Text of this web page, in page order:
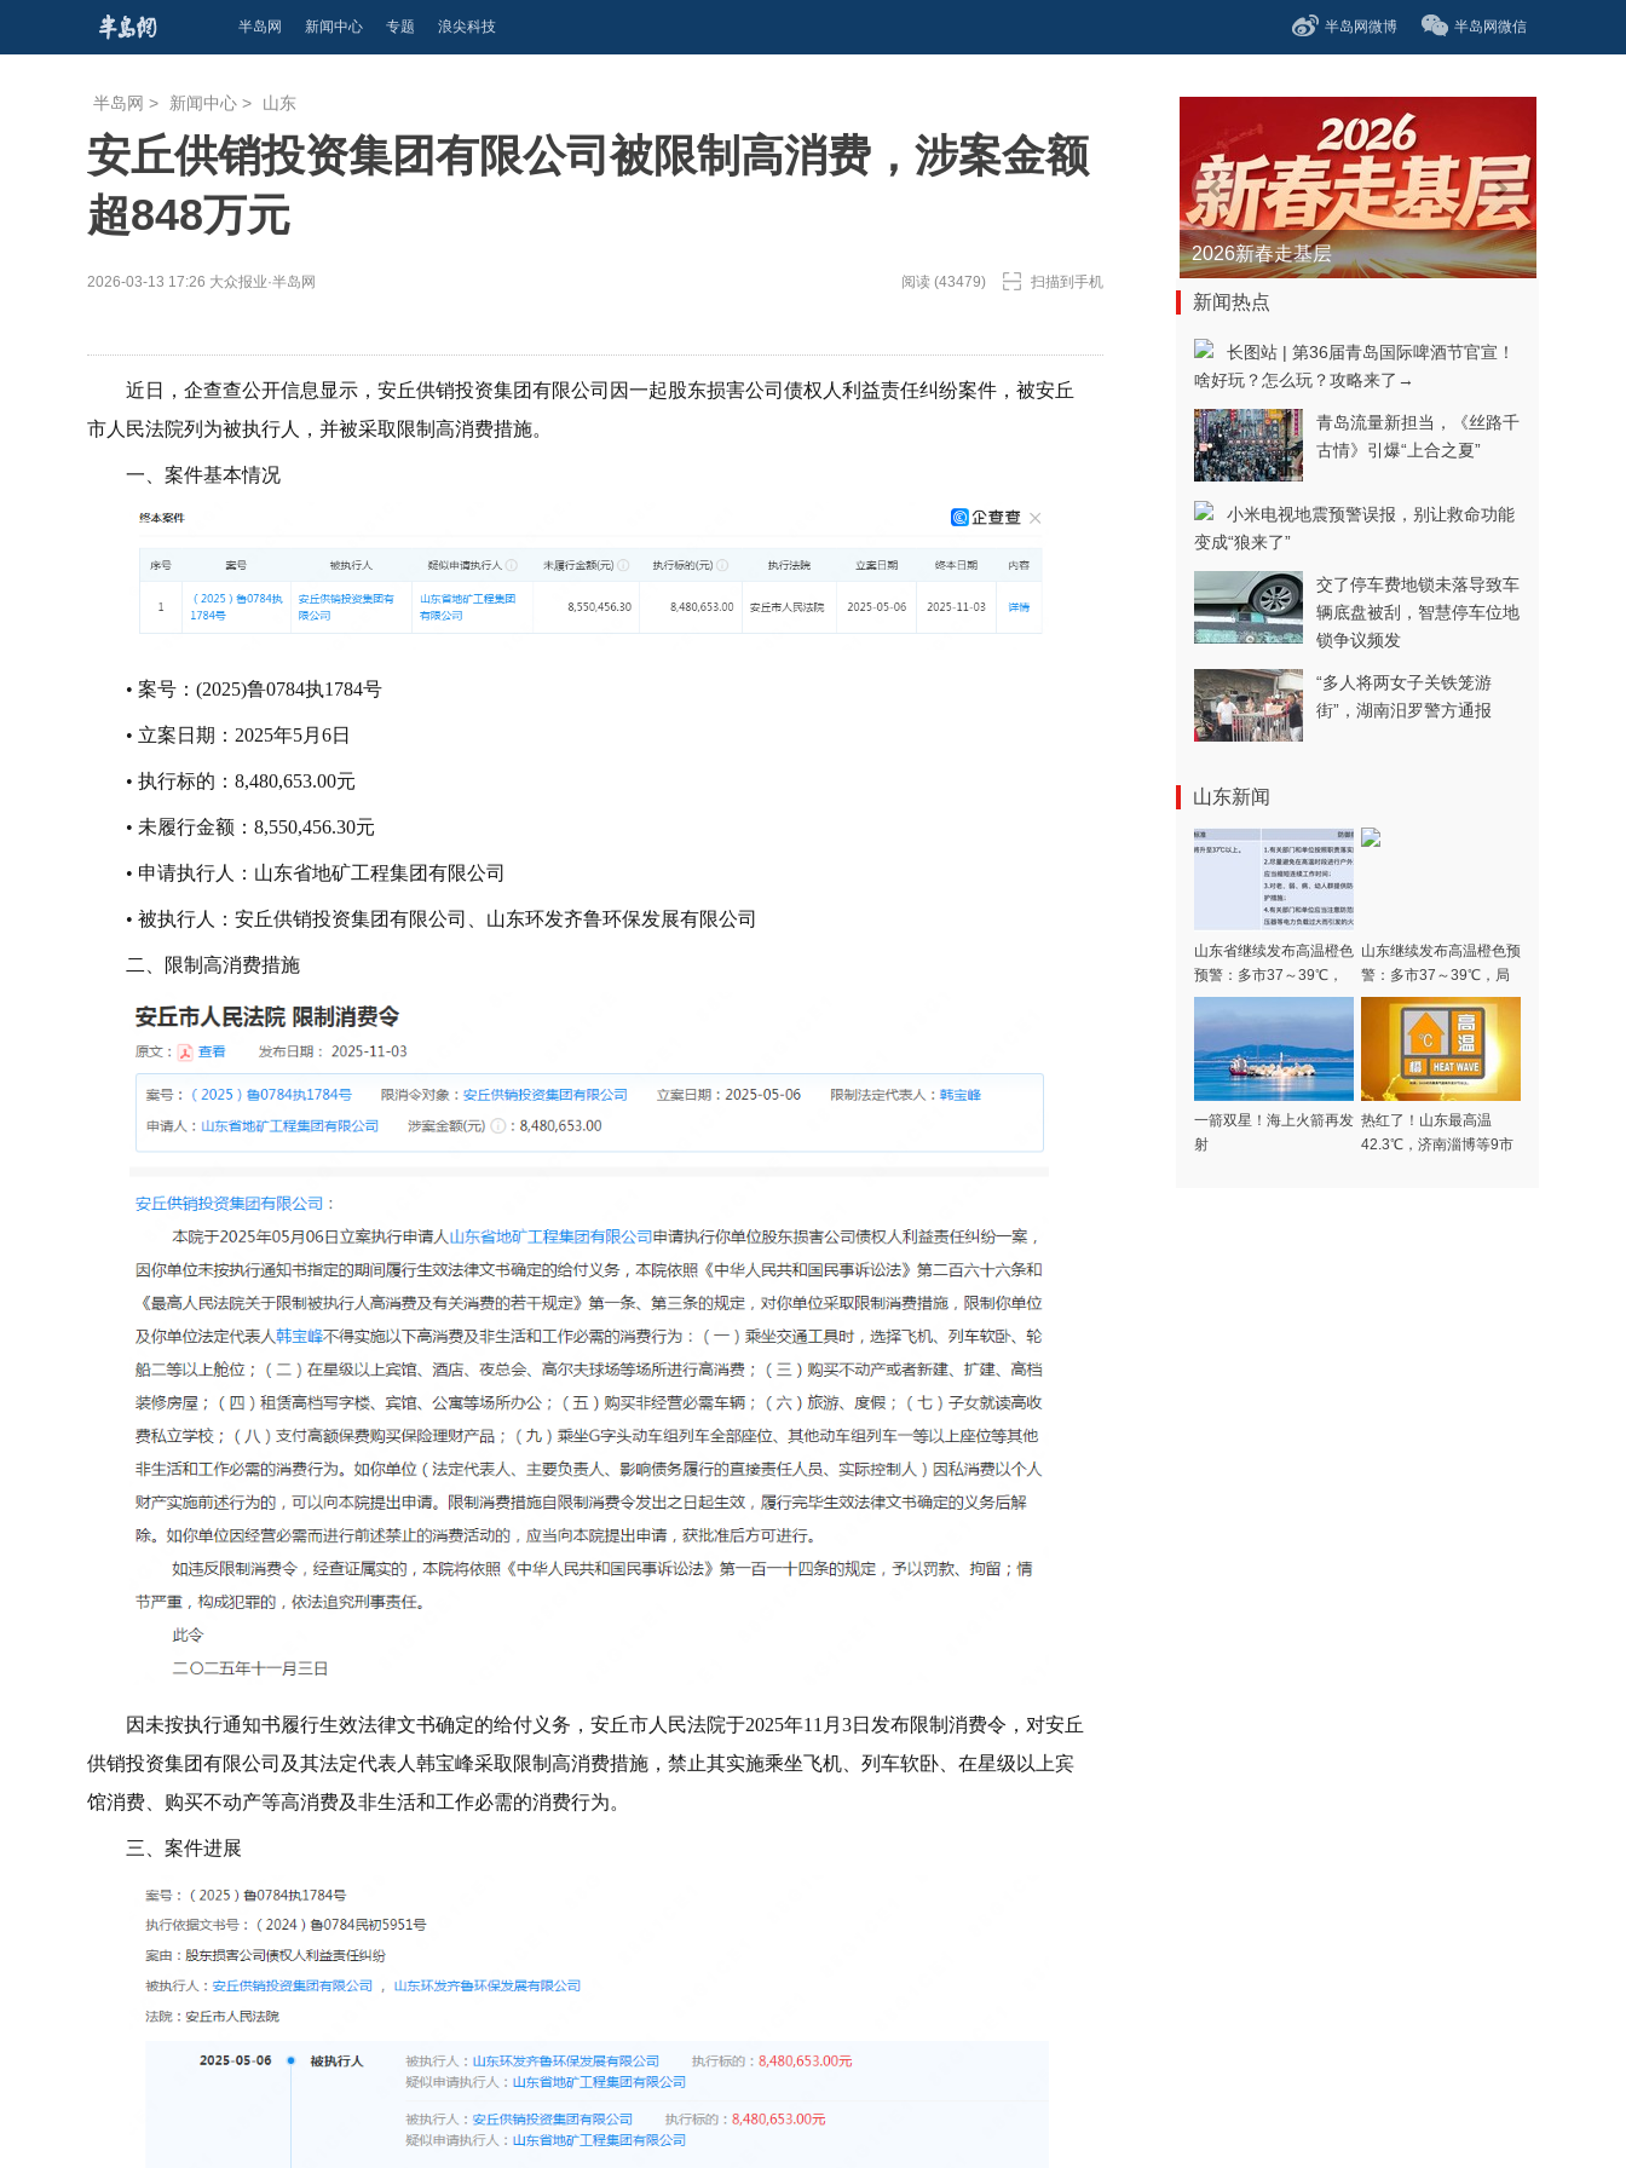
半岛网 新闻中心 专题 浪尖科技 半岛网微博 半岛网微信
半岛网 > 新闻中心 > 山东
安丘供销投资集团有限公司被限制高消费，涉案金额
超848万元
2026-03-13 17:26 大众报业·半岛网 阅读 (43479) 扫描到手机
近日，企查查公开信息显示，安丘供销投资集团有限公司因一起股东损害公司债权人利益责任纠纷案件，被安丘
市人民法院列为被执行人，并被采取限制高消费措施。
一、案件基本情况
• 案号：(2025)鲁0784执1784号
• 立案日期：2025年5月6日
• 执行标的：8,480,653.00元
• 未履行金额：8,550,456.30元
• 申请执行人：山东省地矿工程集团有限公司
• 被执行人：安丘供销投资集团有限公司、山东环发齐鲁环保发展有限公司
二、限制高消费措施
因未按执行通知书履行生效法律文书确定的给付义务，安丘市人民法院于2025年11月3日发布限制消费令，对安丘
供销投资集团有限公司及其法定代表人韩宝峰采取限制高消费措施，禁止其实施乘坐飞机、列车软卧、在星级以上宾
馆消费、购买不动产等高消费及非生活和工作必需的消费行为。
三、案件进展
2026新春走基层
新闻热点
长图站 | 第36届青岛国际啤酒节官宣！
啥好玩？怎么玩？攻略来了→
青岛流量新担当，《丝路千
古情》引爆“上合之夏”
小米电视地震预警误报，别让救命功能
变成“狼来了”
交了停车费地锁未落导致车
辆底盘被刮，智慧停车位地
锁争议频发
“多人将两女子关铁笼游
街”，湖南汨罗警方通报
山东新闻
山东省继续发布高温橙色
预警：多市37～39℃，
局部可达40℃以上
山东继续发布高温橙色预
警：多市37～39℃，局
部可达40℃以上
一箭双星！海上火箭再发
射
热红了！山东最高温
42.3℃，济南淄博等9市